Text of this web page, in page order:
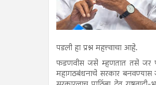
पडली हा प्रश्न महत्त्वाचा आहे.
फडणवीस जसे म्हणतात तसे जर
महागठबंधनाचे सरकार बनवण्यास